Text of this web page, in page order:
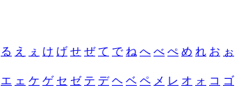
る え ぇ け げ せ ぜ て で ね へ べ ぺ め れ お ぉ
エ ェ ケ ゲ セ ゼ テ デ ヘ ベ ペ メ レ オ ォ コ ゴ